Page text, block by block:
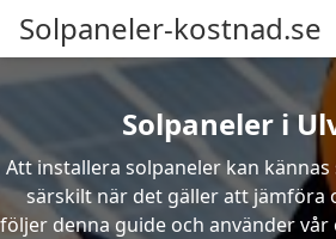
Solpaneler-kostnad.se
Solpaneler i
Att installera solpaneler kan
särskilt när det gäller att jämföra
följer denna guide och använder